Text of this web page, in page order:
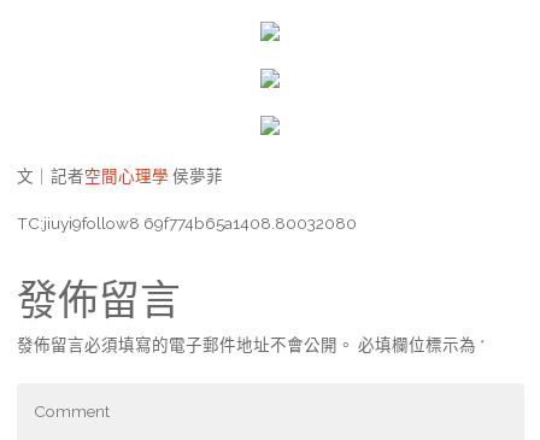
文｜記者空間心理學 侯夢菲
TC:jiuyi9follow8 69f774b65a1408.80032080
發佈留言
發佈留言必須填寫的電子郵件地址不會公開。 必填欄位標示為 *